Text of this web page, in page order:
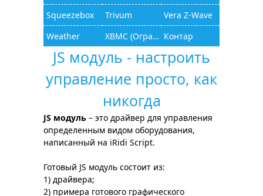
Squeezebox
Trivum
Vera Z-Wave
Weather
XBMC (Ограниченный функционал) Контар
JS модуль - настроить
управление просто, как
никогда
JS модуль – это драйвер для управления
определенным видом оборудования,
написанный на iRidi Script.
Готовый JS модуль состоит из:
1) драйвера;
2) примера готового графического